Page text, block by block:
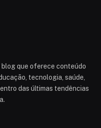
blog que oferece conteúdo
tecnologia, saúde,
das últimas tendências